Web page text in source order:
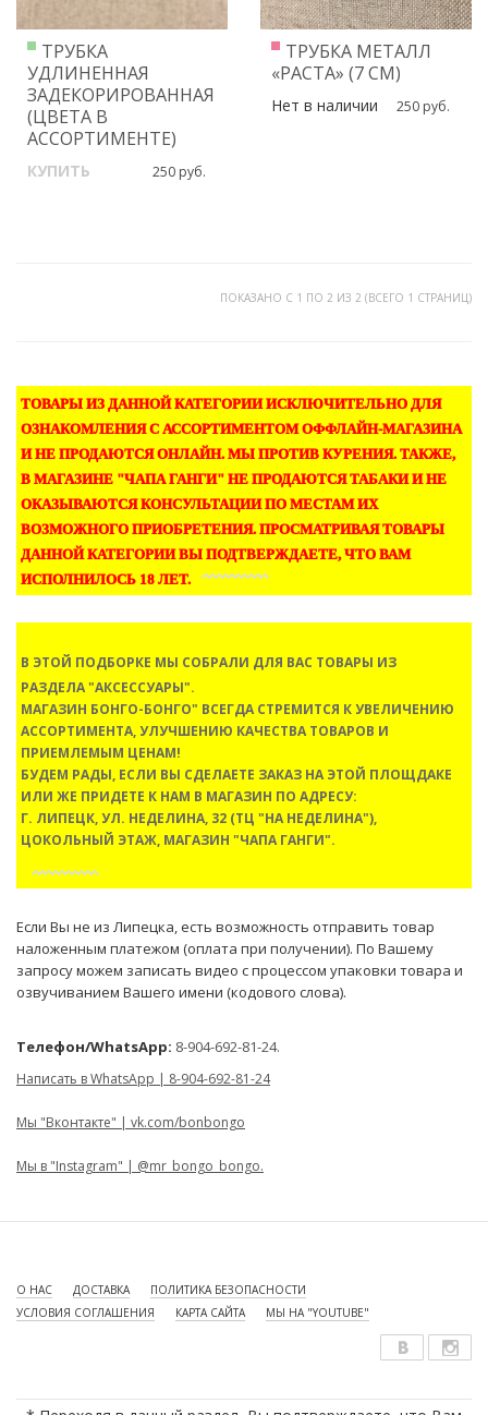
ТРУБКА
УДЛИНЕННАЯ
ЗАДЕКОРИРОВАННАЯ
(ЦВЕТА В
АССОРТИМЕНТЕ)
КУПИТЬ 250 руб.
ТРУБКА МЕТАЛЛ
«РАСТА» (7 СМ)
Нет в наличии 250 руб.
ПОКАЗАНО С 1 ПО 2 ИЗ 2 (ВСЕГО 1 СТРАНИЦ)
ТОВАРЫ ИЗ ДАННОЙ КАТЕГОРИИ ИСКЛЮЧИТЕЛЬНО ДЛЯ
ОЗНАКОМЛЕНИЯ С АССОРТИМЕНТОМ ОФФЛАЙН-МАГАЗИНА
И НЕ ПРОДАЮТСЯ ОНЛАЙН. МЫ ПРОТИВ КУРЕНИЯ. ТАКЖЕ,
В МАГАЗИНЕ "ЧАПА ГАНГИ" НЕ ПРОДАЮТСЯ ТАБАКИ И НЕ
ОКАЗЫВАЮТСЯ КОНСУЛЬТАЦИИ ПО МЕСТАМ ИХ
ВОЗМОЖНОГО ПРИОБРЕТЕНИЯ. ПРОСМАТРИВАЯ ТОВАРЫ
ДАННОЙ КАТЕГОРИИ ВЫ ПОДТВЕРЖДАЕТЕ, ЧТО ВАМ
ИСПОЛНИЛОСЬ 18 ЛЕТ.
В ЭТОЙ ПОДБОРКЕ МЫ СОБРАЛИ ДЛЯ ВАС ТОВАРЫ ИЗ
РАЗДЕЛА"АКСЕССУАРЫ".
МАГАЗИН БОНГО-БОНГО" ВСЕГДА СТРЕМИТСЯ К УВЕЛИЧЕНИЮ
АССОРТИМЕНТА, УЛУЧШЕНИЮ КАЧЕСТВА ТОВАРОВ И
ПРИЕМЛЕМЫМ ЦЕНАМ!
БУДЕМ РАДЫ, ЕСЛИ ВЫ СДЕЛАЕТЕ ЗАКАЗ НА ЭТОЙ ПЛОЩДАКЕ
ИЛИ ЖЕ ПРИДЕТЕ К НАМ В МАГАЗИН ПО АДРЕСУ:
Г. ЛИПЕЦК, УЛ. НЕДЕЛИНА, 32 (ТЦ "НА НЕДЕЛИНА"),
ЦОКОЛЬНЫЙ ЭТАЖ, МАГАЗИН "ЧАПА ГАНГИ".
Если Вы не из Липецка, есть возможность отправить товар
наложенным платежом (оплата при получении). По Вашему
запросу можем записать видео с процессом упаковки товара и
озвучиванием Вашего имени (кодового слова).
Телефон/WhatsApp: 8-904-692-81-24.
Написать в WhatsApp | 8-904-692-81-24
Мы "Вконтакте" | vk.com/bonbongo
Мы в "Instagram" | @mr_bongo_bongo.
О НАС ДОСТАВКА
ПОЛИТИКА БЕЗОПАСНОСТИ
УСЛОВИЯ СОГЛАШЕНИЯ
КАРТА САЙТА МЫ НА "YOUTUBE"